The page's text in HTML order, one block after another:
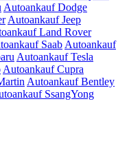
Autoankauf Dodge
Autoankauf Jeep
Land Rover
Saab Autoankauf
Autoankauf Tesla
Autoankauf Cupra
Autoankauf Bentley
SsangYong